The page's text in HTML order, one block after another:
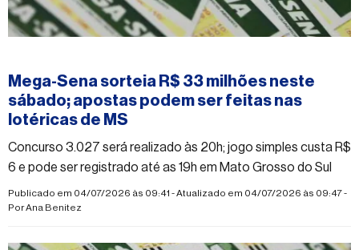
Mega-Sena sorteia R$ 33 milhões neste
sábado; apostas podem ser feitas nas
lotéricas de MS
Concurso 3.027 será realizado às 20h; jogo simples custa R$
6 e pode ser registrado até as 19h em Mato Grosso do Sul
Publicado em 04/07/2026 às 09:41 - Atualizado em 04/07/2026 às 09:47 -
PorAna Benitez